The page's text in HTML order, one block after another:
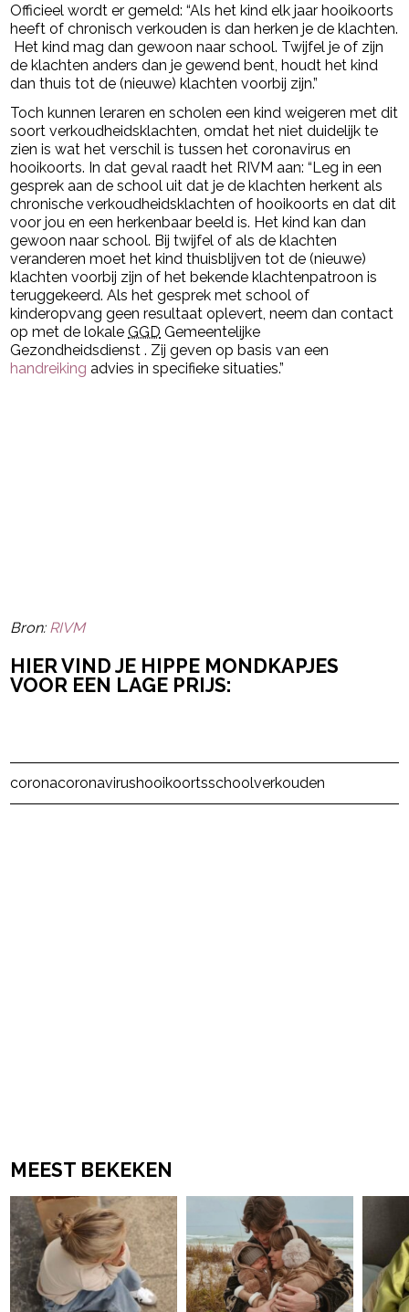
Officieel wordt er gemeld: “Als het kind elk jaar hooikoorts
heeft of chronisch verkouden is dan herken je de klachten.
Het kind mag dan gewoon naar school. Twijfel je of zijn
de klachten anders dan je gewend bent, houdt het kind
dan thuis tot de (nieuwe) klachten voorbij zijn.”
Toch kunnen leraren en scholen een kind weigeren met dit
soort verkoudheidsklachten, omdat het niet duidelijk te
zien is wat het verschil is tussen het coronavirus en
hooikoorts. In dat geval raadt het RIVM aan: “Leg in een
gesprek aan de school uit dat je de klachten herkent als
chronische verkoudheidsklachten of hooikoorts en dat dit
voor jou en een herkenbaar beeld is. Het kind kan dan
gewoon naar school. Bij twijfel of als de klachten
veranderen moet het kind thuisblijven tot de (nieuwe)
klachten voorbij zijn of het bekende klachtenpatroon is
teruggekeerd. Als het gesprek met school of
kinderopvang geen resultaat oplevert, neem dan contact
op met de lokaleGGD Gemeentelijke
Gezondheidsdienst. Zij geven op basis van een
handreiking advies in specifieke situaties.”
Bron: RIVM
HIER VIND JE HIPPE MONDKAPJES
VOOR EEN LAGE PRIJS:
coronacoronavirushooikoortsschoolverkouden
MEEST BEKEKEN